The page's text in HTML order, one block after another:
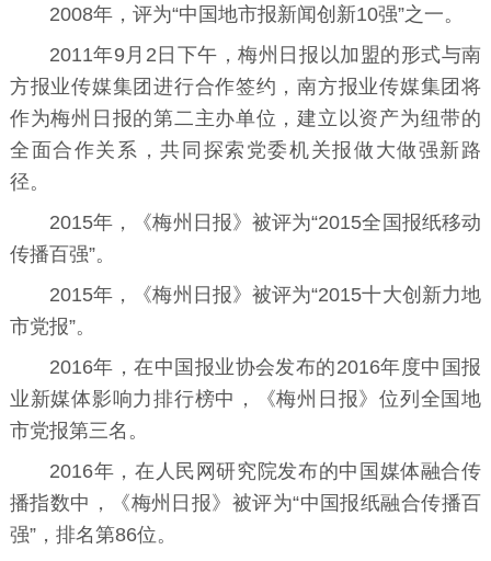
2008年，评为“中国地市报新闻创新10强”之一。
2011年9月2日下午，梅州日报以加盟的形式与南
方报业传媒集团进行合作签约，南方报业传媒集团将
作为梅州日报的第二主办单位，建立以资产为纽带的
全面合作关系，共同探索党委机关报做大做强新路
径。
2015年，《梅州日报》被评为“2015全国报纸移动
传播百强”。
2015年，《梅州日报》被评为“2015十大创新力地
市党报”。
2016年，在中国报业协会发布的2016年度中国报
业新媒体影响力排行榜中，《梅州日报》位列全国地
市党报第三名。
2016年，在 人民网研究院发布的中国媒体融合传
播指数中，《梅州日报》被评为“中国报纸融合传播百
强”，排名第86位。